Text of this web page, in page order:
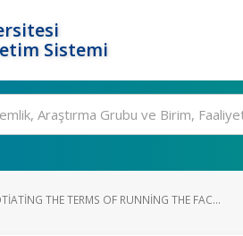
Sistemi
THE TERMS OF RUNNING THE FAC...